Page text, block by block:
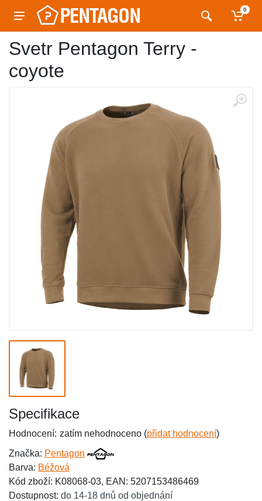
0
Svetr Pentagon Terry -
coyote
Specifikace
Hodnocení: zatím nehodnoceno (přidat hodnocení)
Značka: Pentagon
Barva: Béžová
Kód zboží: K08068-03, EAN: 5207153486469
Dostupnost: do 14-18 dnů od objednání